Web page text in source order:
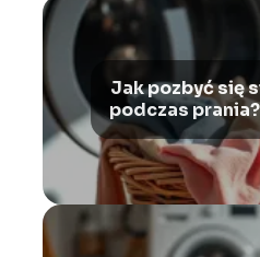
Jak pozbyć się
podczas